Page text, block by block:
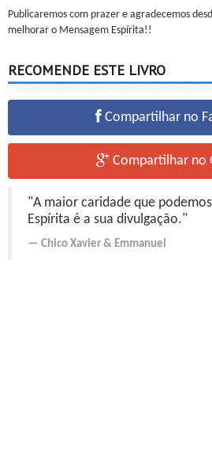
Publicaremos com prazer e agradecemos
melhorar o Mensagem Espírita!!
RECOMENDE ESTE LIVRO
Compartilhar no
Compartilhar no
"A maior caridade que
Espírita é a sua divulgação."
Chico Xavier & Emmanuel